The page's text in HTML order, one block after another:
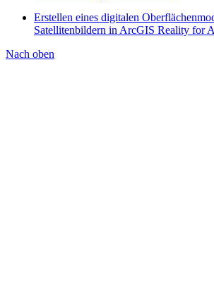
Erstellen eines digitalen
Satellitenbildern in ArcGIS Reality for
Nach oben